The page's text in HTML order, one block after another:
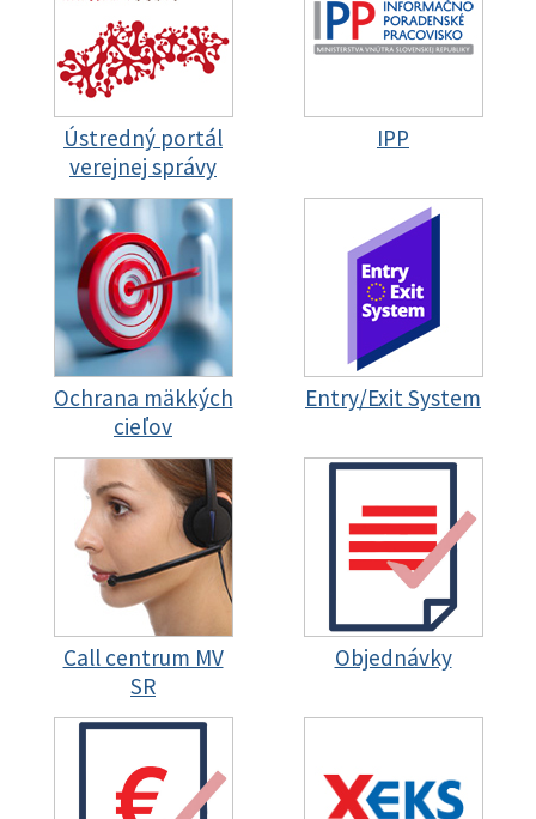
Ústredný portál
verejnej správy
IPP
Ochrana mäkkých
cieľov
Entry/Exit System
Call centrum MV
SR
Objednávky